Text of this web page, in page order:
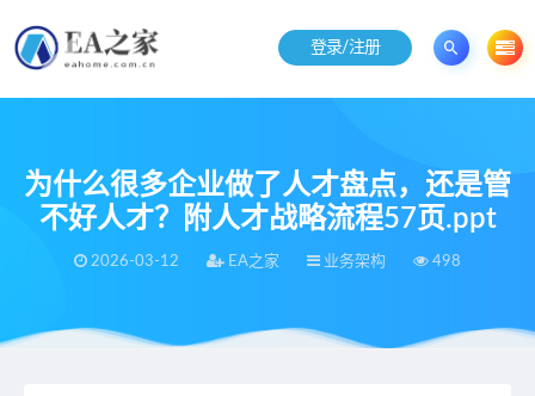
登录/注册
为什么很多企业做了人才盘点，还是管
不好人才？附人才战略流程57页.ppt
2026-03-12 EA之家 业务架构 498
当前位置：EA之家 为什么很多企业做了人才盘点，还是管不好人才？附人才战略流程57页.ppt